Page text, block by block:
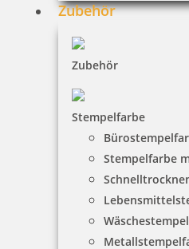
Zubehör
Zubehör
Stempelfarbe
Stempelfarbe
jetStamp 1025 mobiler